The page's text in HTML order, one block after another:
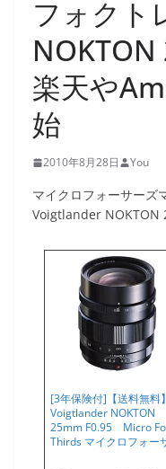
フォクト
楽天や
始
2010年8月28日 You
マイクロフォーサーズ
Voigtlander NOKTON
[3年保険付]【送料無料】
Voigtlander NOKTON
25mm F0.95 Micro
Thirds マイクロフォー